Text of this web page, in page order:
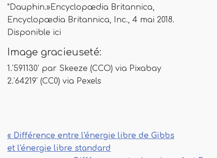
"Dauphin.»Encyclopædia Britannica,
Encyclopædia Britannica, Inc., 4 mai 2018.
Disponible ici
Image gracieuseté:
1.'591130' par Skeeze (CCO) via Pixabay
2.'64219' (CC0) via Pexels
« Différence entre l'énergie libre de Gibbs
et l'énergie libre standard